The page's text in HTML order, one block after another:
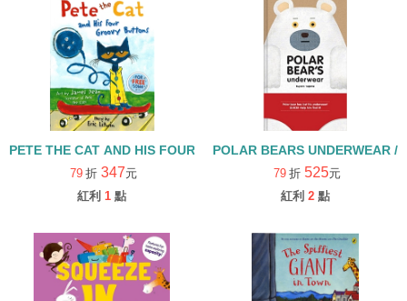
PETE THE CAT AND HIS FOUR GROOVY BOTTONS
79 折 347元
紅利 1 點
POLAR BEARS UNDERWEAR /
79 折 525元
紅利 2 點